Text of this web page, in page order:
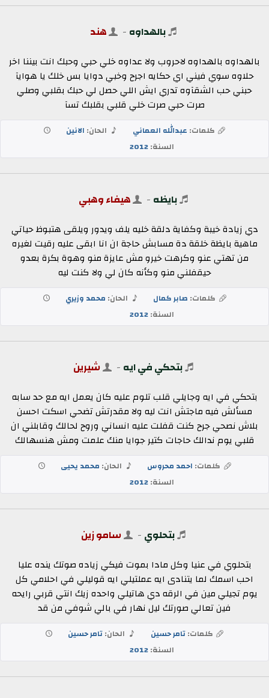
بالهداوه - هند
بالهداوه بالهداوه لاحروب ولا عداوه خلي حبي وحبك انت بيننا اخر
حلاوه سوي فيني اي حكايه اجرح وخبي دوايا بس خلك يا هوايآ
حبني حب الشقآوه تدري ايش اللي حصل لي حبك بقلبي وصلي
صرت حبي صرت خلي قلبي بقلبك تسآ
كلمات: عبدالله العماني الحان: الانين
السنة:2012
بايظه - هيفاء وهبي
دي زيادة خيبة وكفاية دلقة خليه يلف ويدور ويلقى هتبوظ حياتي
ماهية بايظة خلقة دة مسابش حاجة ان انا ابقى عليه رقيت لغيره
من تهتي عنو وكرهت خيرو مش عايزة منو وهوة بكرة بعدو
حيقفلني منو وكأنه كان لي ولا كنت ليه
كلمات: صابر كمال الحان: محمد وزيري
السنة:2012
بتحكي في ايه - شيرين
بتحكي في ايه وجايلي قلب تلوم عليه كان يعمل ايه مع حد سابه
مسألش فيه ماجتش انت ليه ولا مقدرتش تضحي اسكت احسن
بلاش نصحي جرح كنت قفلت عليه انساني وروح لحالك وقابلني ان
قلبي يوم ندالك حاجات كتير جوايا منك علمت ومش هنسهالك
كلمات: احمد محروس الحان: محمد يحيى
السنة:2012
بتحلوي - سامو زين
بتحلوي في عنيا وكل مادا بموت فيكي زياده صوتك ينده عليا
احب اسمك لما يتنادى ايه عملتيلي ايه قوليلي في احلامي كل
يوم تجيلي مين في الرقه دي هاتيلي واحده زيك انتي قربي رايحه
فين تعالي صورتك ليل نهار في بالي شوفي من قد
كلمات:تامر حسين الحان:تامر حسين
السنة:2012